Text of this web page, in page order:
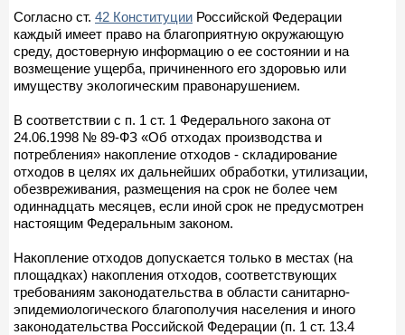
Согласно ст. 42 Конституции Российской Федерации
каждый имеет право на благоприятную окружающую
среду, достоверную информацию о ее состоянии и на
возмещение ущерба, причиненного его здоровью или
имуществу экологическим правонарушением.
В соответствии с п. 1 ст. 1 Федерального закона от
24.06.1998 № 89-ФЗ «Об отходах производства и
потребления» накопление отходов - складирование
отходов в целях их дальнейших обработки, утилизации,
обезвреживания, размещения на срок не более чем
одиннадцать месяцев, если иной срок не предусмотрен
настоящим Федеральным законом.
Накопление отходов допускается только в местах (на
площадках) накопления отходов, соответствующих
требованиям законодательства в области санитарно-
эпидемиологического благополучия населения и иного
законодательства Российской Федерации (п. 1 ст. 13.4